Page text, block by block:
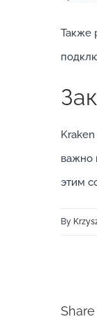
Также
важно
этим
By